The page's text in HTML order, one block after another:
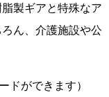
製ギアと特殊なア
ん、介護施設や公
ができます）